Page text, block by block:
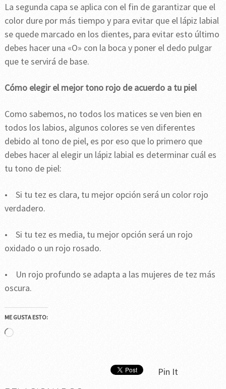
La segunda capa se aplica con el fin de garantizar que el
color dure por más tiempo y para evitar que el lápiz labial
se quede marcado en los dientes, para evitar esto último
debes hacer una «O» con la boca y poner el dedo pulgar
que te servirá de base.
Cómo elegir el mejor tono rojo de acuerdo a tu piel
Como sabemos, no todos los matices se ven bien en
todos los labios, algunos colores se ven diferentes
debido al tono de piel, es por eso que lo primero que
debes hacer al elegir un lápiz labial es determinar cuál es
tu tono de piel:
• Si tu tez es clara, tu mejor opción será un color rojo
verdadero.
• Si tu tez es media, tu mejor opción será un rojo
oxidado o un rojo rosado.
• Un rojo profundo se adapta a las mujeres de tez más
oscura.
ME GUSTA ESTO:
Cargando...
Pin It